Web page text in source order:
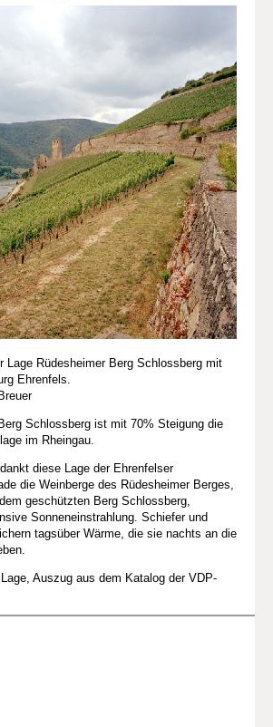
Lage Rüdesheimer Berg Schlossberg mit
Ehrenfels.
Schlossberg ist mit 70% Steigung die
im Rheingau.
diese Lage der Ehrenfelser
die Weinberge des Rüdesheimer Berges,
geschützten Berg Schlossberg,
Sonneneinstrahlung. Schiefer und
tagsüber Wärme, die sie nachts an die
Auszug aus dem Katalog der VDP-